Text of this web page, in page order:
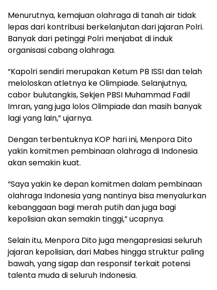
Menurutnya, kemajuan olahraga di tanah air tidak
lepas dari kontribusi berkelanjutan dari jajaran Polri.
Banyak dari petinggi Polri menjabat di induk
organisasi cabang olahraga.
“Kapolri sendiri merupakan Ketum PB ISSI dan telah
meloloskan atletnya ke Olimpiade. Selanjutnya,
cabor bulutangkis, Sekjen PBSI Muhammad Fadil
Imran, yang juga lolos Olimpiade dan masih banyak
lagi yang lain,” ujarnya.
Dengan terbentuknya KOP hari ini, Menpora Dito
yakin komitmen pembinaan olahraga di Indonesia
akan semakin kuat.
“Saya yakin ke depan komitmen dalam pembinaan
olahraga Indonesia yang nantinya bisa menyalurkan
kebanggaan bagi merah putih dan juga bagi
kepolisian akan semakin tinggi,” ucapnya.
Selain itu, Menpora Dito juga mengapresiasi seluruh
jajaran kepolisian, dari Mabes hingga struktur paling
bawah, yang sigap dan responsif terkait potensi
talenta muda di seluruh Indonesia.